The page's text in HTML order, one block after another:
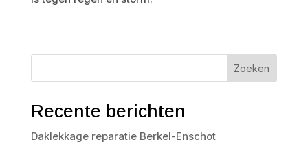
Zoeken
Recente berichten
Daklekkage reparatie Berkel-Enschot